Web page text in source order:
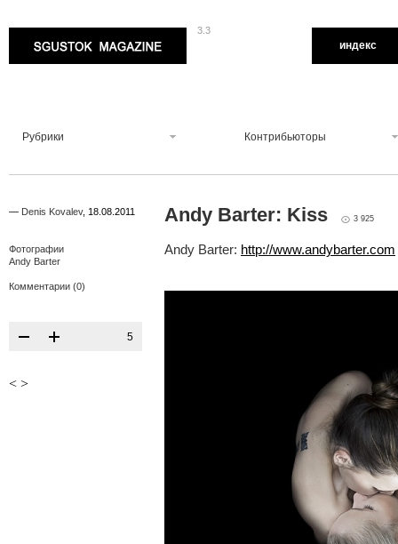
3.3
индекс
Рубрики Контрибьюторы
— Denis Kovalev, 18.08.2011
Фотографии
Andy Barter
Комментарии (0)
5
< >
Andy Barter: Kiss 3 925
Andy Barter: http://www.andybarter.com